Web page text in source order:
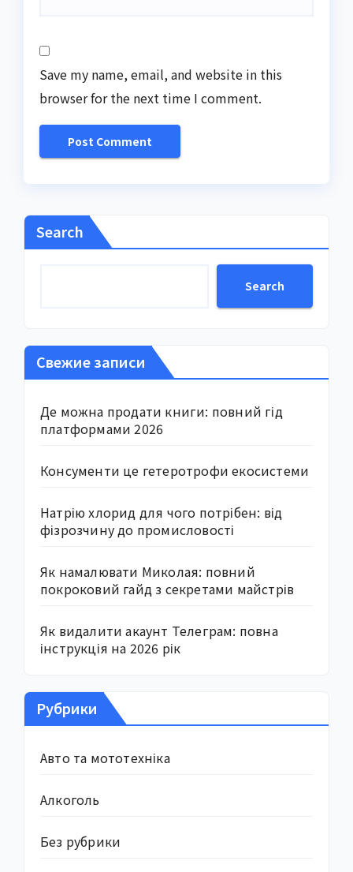
Save my name, email, and website in this
browser for the next time I comment.
Search
Search
Свежие записи
Де можна продати книги: повний гід
платформами 2026
Консументи це гетеротрофи екосистеми
Натрію хлорид для чого потрібен: від
фізрозчину до промисловості
Як намалювати Миколая: повний
покроковий гайд з секретами майстрів
Як видалити акаунт Телеграм: повна
інструкція на 2026 рік
Рубрики
Авто та мототехніка
Алкоголь
Без рубрики